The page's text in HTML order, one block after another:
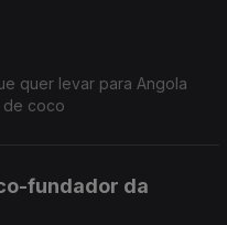
quer levar para Angola
coco
fundador da